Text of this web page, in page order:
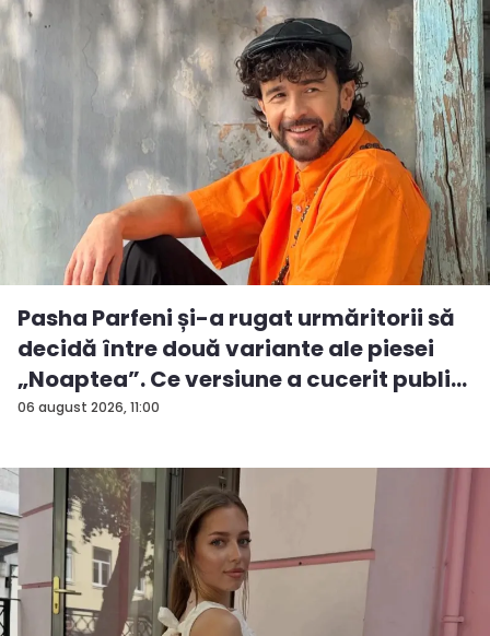
06 august 2026, 11:00
Pasha Parfeni și-a rugat urmăritorii să
decidă între două variante ale piesei
„Noaptea”. Ce versiune a cucerit publi...